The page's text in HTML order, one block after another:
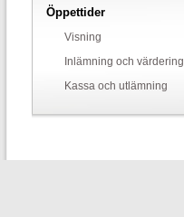
Öppettider
Visning
Inlämning och värdering
Kassa och utlämning